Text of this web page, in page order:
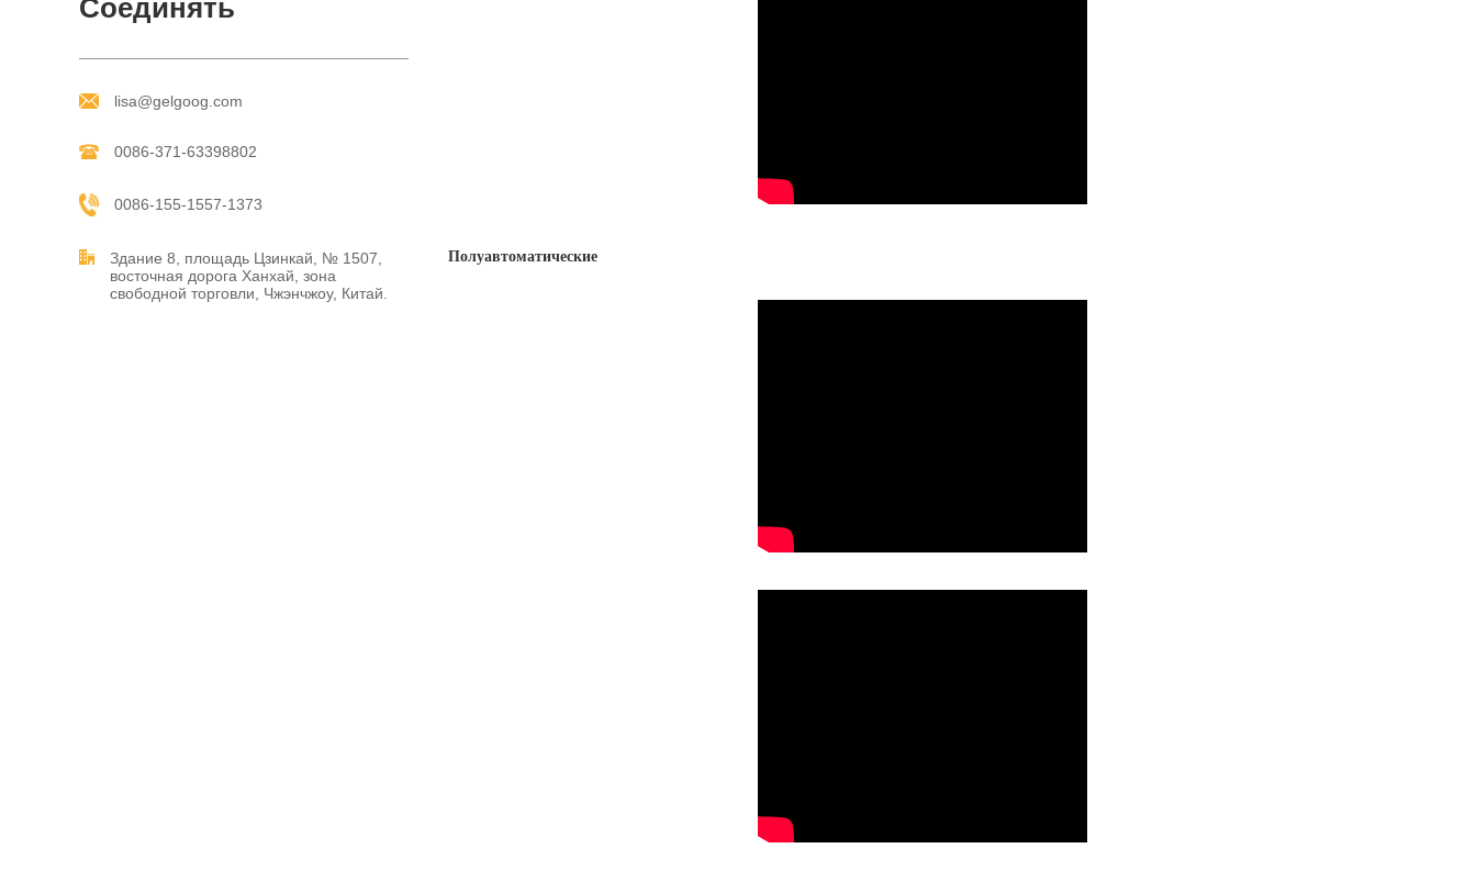
Соединять
lisa@gelgoog.com
0086-371-63398802
0086-155-1557-1373
Здание 8, площадь Цзинкай, № 1507,
восточная дорога Ханхай, зона
свободной торговли, Чжэнчжоу, Китай.
Полуавтоматические